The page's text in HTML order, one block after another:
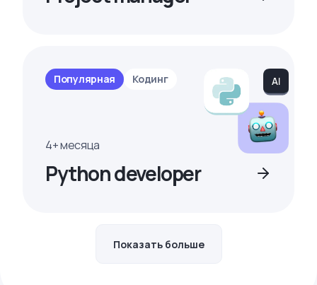
Популярная Кодинг
4+ месяца
Python developer
Показать больше